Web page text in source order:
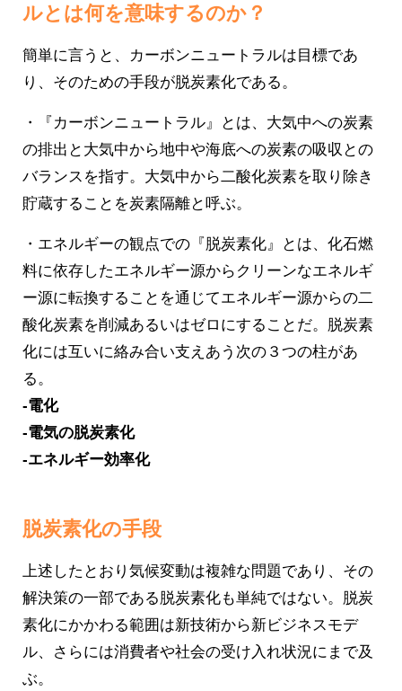
ルとは何を意味するのか？
簡単に言うと、カーボンニュートラルは目標であ
り、そのための手段が脱炭素化である。
・『カーボンニュートラル』とは、大気中への炭素
の排出と大気中から地中や海底への炭素の吸収との
バランスを指す。大気中から二酸化炭素を取り除き
貯蔵することを炭素隔離と呼ぶ。
・エネルギーの観点での『脱炭素化』とは、化石燃
料に依存したエネルギー源からクリーンなエネルギ
ー源に転換することを通じてエネルギー源からの二
酸化炭素を削減あるいはゼロにすることだ。脱炭素
化には互いに絡み合い支えあう次の３つの柱があ
る。
-電化
-電気の脱炭素化
-エネルギー効率化
脱炭素化の手段
上述したとおり気候変動は複雑な問題であり、その
解決策の一部である脱炭素化も単純ではない。脱炭
素化にかかわる範囲は新技術から新ビジネスモデ
ル、さらには消費者や社会の受け入れ状況にまで及
ぶ。